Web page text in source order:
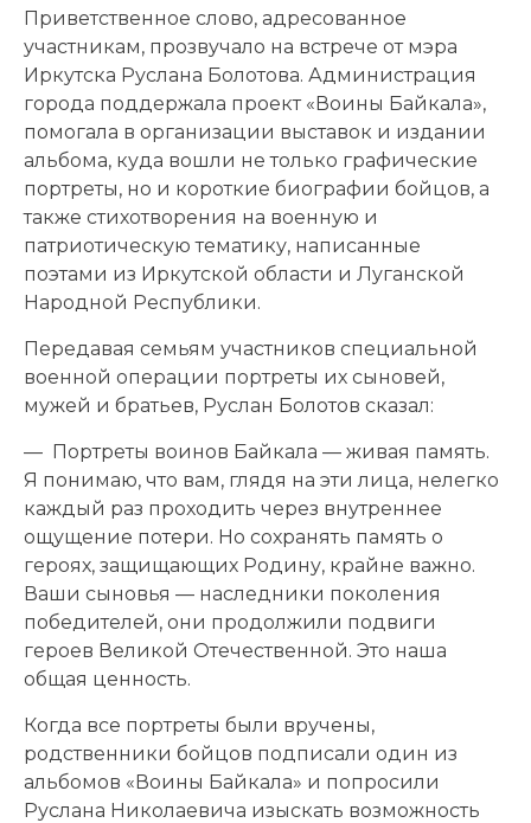
Приветственное слово, адресованное
участникам, прозвучало на встрече от мэра
Иркутска Руслана Болотова. Администрация
города поддержала проект «Воины Байкала»,
помогала в организации выставок и издании
альбома, куда вошли не только графические
портреты, но и короткие биографии бойцов, а
также стихотворения на военную и
патриотическую тематику, написанные
поэтами из Иркутской области и Луганской
Народной Республики.
Передавая семьям участников специальной
военной операции портреты их сыновей,
мужей и братьев, Руслан Болотов сказал:
— Портреты воинов Байкала — живая память.
Я понимаю, что вам, глядя на эти лица, нелегко
каждый раз проходить через внутреннее
ощущение потери. Но сохранять память о
героях, защищающих Родину, крайне важно.
Ваши сыновья — наследники поколения
победителей, они продолжили подвиги
героев Великой Отечественной. Это наша
общая ценность.
Когда все портреты были вручены,
родственники бойцов подписали один из
альбомов «Воины Байкала» и попросили
Руслана Николаевича изыскать возможность